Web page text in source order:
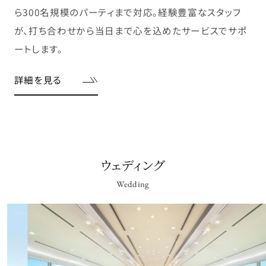
ら300名規模のパーティまで対応。経験豊富なスタッフ
が、打ち合わせから当日まで心を込めたサービスでサポ
ートします。
詳細を見る
ウェディング
Wedding